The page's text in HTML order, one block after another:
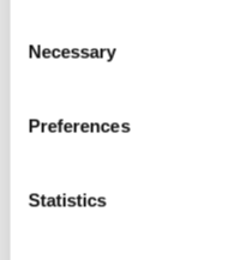
Selection
Necessary
Preferences
Statistics